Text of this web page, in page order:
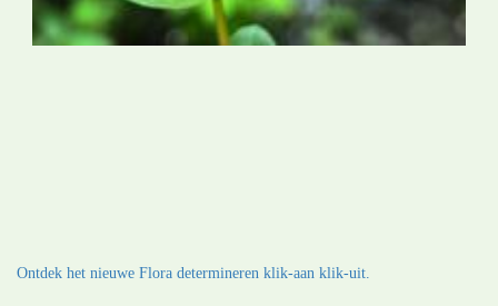
Ontdek het nieuwe Flora determineren klik-aan klik-uit.